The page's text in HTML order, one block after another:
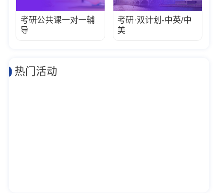
考研公共课一对一辅
导
考研·双计划-中英/中
美
热门活动